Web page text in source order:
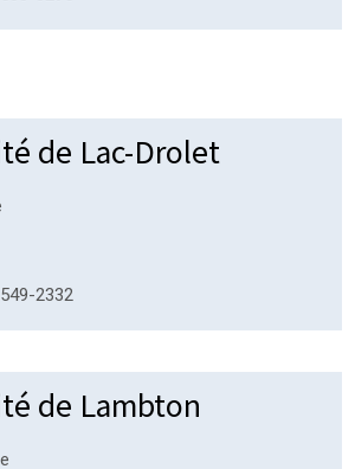
de Lac-Drolet
2332
de Lambton